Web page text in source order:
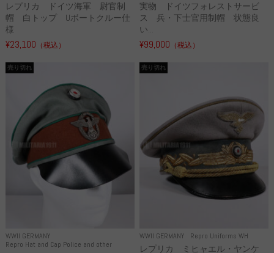
レプリカ ドイツ海軍 尉官制
帽 白トップ Uボートクルー仕
様
¥23,100 （税込）
実物 ドイツフォレストサービ
ス 兵・下士官用制帽 状態良
い...
¥99,000 （税込）
WWII GERMANY
Repro Hat and Cap Police and other
売り切れ
WWII GERMANY Repro Uniforms WH
売り切れ
レプリカ ミヒャエル・ヤンケ